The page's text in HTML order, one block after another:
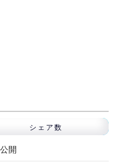
シェア数
開